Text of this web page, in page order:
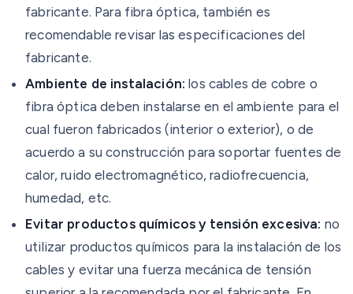
fabricante. Para fibra óptica, también es
recomendable revisar las especificaciones del
fabricante.
Ambiente de instalación: los cables de cobre o
fibra óptica deben instalarse en el ambiente para el
cual fueron fabricados (interior o exterior), o de
acuerdo a su construcción para soportar fuentes de
calor, ruido electromagnético, radiofrecuencia,
humedad, etc.
Evitar productos químicos y tensión excesiva: no
utilizar productos químicos para la instalación de los
cables y evitar una fuerza mecánica de tensión